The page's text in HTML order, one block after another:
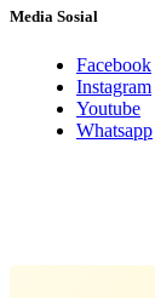
Media Sosial
Facebook
Instagram
Youtube
Whatsapp